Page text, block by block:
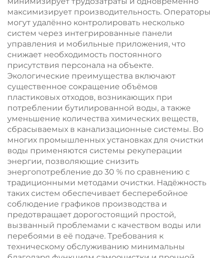
максимизирует производительность. Операторы
могут удалённо контролировать несколько
систем через интегрированные панели
управления и мобильные приложения, что
снижает необходимость постоянного
присутствия персонала на объекте.
Экологические преимущества включают
существенное сокращение объёмов
пластиковых отходов, возникающих при
потреблении бутилированной воды, а также
уменьшение количества химических веществ,
сбрасываемых в канализационные системы. Во
многих промышленных установках для очистки
воды применяются системы рекуперации
энергии, позволяющие снизить
энергопотребление до 30 % по сравнению с
традиционными методами очистки. Надёжность
таких систем обеспечивает бесперебойное
соблюдение графиков производства и
предотвращает дорогостоящий простой,
вызванный проблемами с качеством воды или
перебоями в её подаче. Требования к
техническому обслуживанию минимальны